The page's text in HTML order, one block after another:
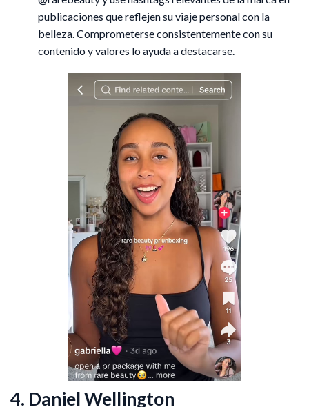
publicaciones que reflejen su viaje personal con la
belleza. Comprometerse consistentemente con su
contenido y valores lo ayuda a destacarse.
4. Daniel Wellington